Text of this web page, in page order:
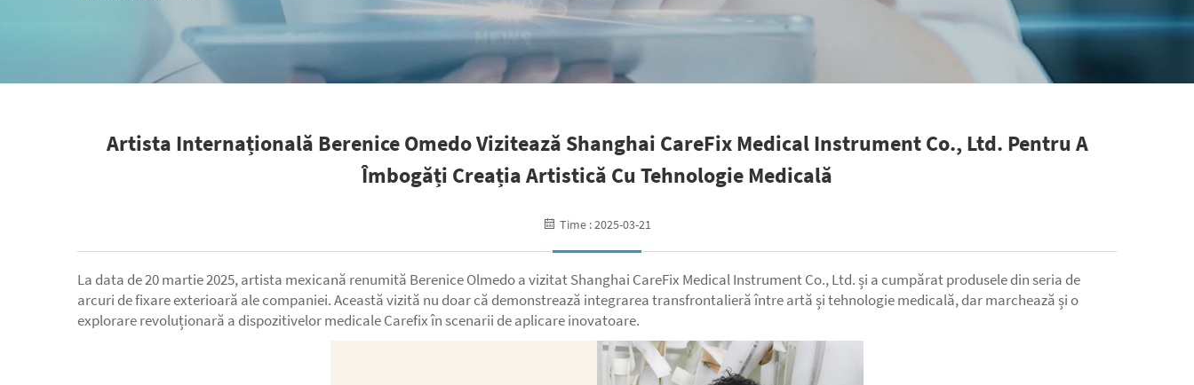
Artista Internațională Berenice Omedo Vizitează Shanghai CareFix Medical Instrument Co., Ltd. Pentru A
Îmbogăți Creația Artistică Cu Tehnologie Medicală
Time : 2025-03-21
La data de 20 martie 2025, artista mexicană renumită Berenice Olmedo a vizitat Shanghai CareFix Medical Instrument Co., Ltd. și a cumpărat produsele din seria de
arcuri de fixare exterioară ale companiei. Această vizită nu doar că demonstrează integrarea transfrontalieră între artă și tehnologie medicală, dar marchează și o
explorare revoluționară a dispozitivelor medicale Carefix în scenarii de aplicare inovatoare.